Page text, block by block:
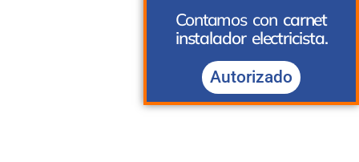
Contamos concarnet
instalador electricista.
Autorizado